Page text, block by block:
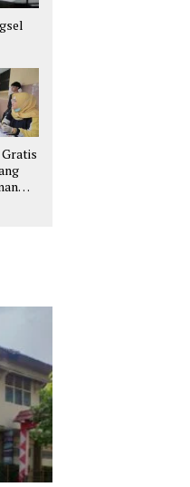
Gratis